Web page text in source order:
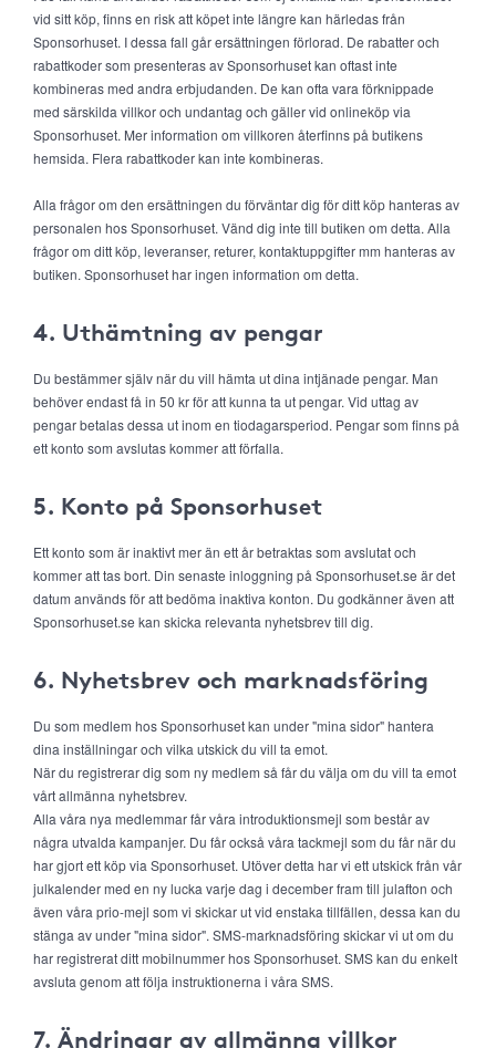
vid sitt köp, finns en risk att köpet inte längre kan härledas från
Sponsorhuset. I dessa fall går ersättningen förlorad. De rabatter och
rabattkoder som presenteras av Sponsorhuset kan oftast inte
kombineras med andra erbjudanden. De kan ofta vara förknippade
med särskilda villkor och undantag och gäller vid onlineköp via
Sponsorhuset. Mer information om villkoren återfinns på butikens
hemsida. Flera rabattkoder kan inte kombineras.
Alla frågor om den ersättningen du förväntar dig för ditt köp hanteras av
personalen hos Sponsorhuset. Vänd dig inte till butiken om detta. Alla
frågor om ditt köp, leveranser, returer, kontaktuppgifter mm hanteras av
butiken. Sponsorhuset har ingen information om detta.
4. Uthämtning av pengar
Du bestämmer själv när du vill hämta ut dina intjänade pengar. Man
behöver endast få in 50 kr för att kunna ta ut pengar. Vid uttag av
pengar betalas dessa ut inom en tiodagarsperiod. Pengar som finns på
ett konto som avslutas kommer att förfalla.
5. Konto på Sponsorhuset
Ett konto som är inaktivt mer än ett år betraktas som avslutat och
kommer att tas bort. Din senaste inloggning på Sponsorhuset.se är det
datum används för att bedöma inaktiva konton. Du godkänner även att
Sponsorhuset.se kan skicka relevanta nyhetsbrev till dig.
6. Nyhetsbrev och marknadsföring
Du som medlem hos Sponsorhuset kan under "mina sidor" hantera
dina inställningar och vilka utskick du vill ta emot.
När du registrerar dig som ny medlem så får du välja om du vill ta emot
vårt allmänna nyhetsbrev.
Alla våra nya medlemmar får våra introduktionsmejl som består av
några utvalda kampanjer. Du får också våra tackmejl som du får när du
har gjort ett köp via Sponsorhuset. Utöver detta har vi ett utskick från vår
julkalender med en ny lucka varje dag i december fram till julafton och
även våra prio-mejl som vi skickar ut vid enstaka tillfällen, dessa kan du
stänga av under "mina sidor". SMS-marknadsföring skickar vi ut om du
har registrerat ditt mobilnummer hos Sponsorhuset. SMS kan du enkelt
avsluta genom att följa instruktionerna i våra SMS.
7. Ändringar av allmänna villkor